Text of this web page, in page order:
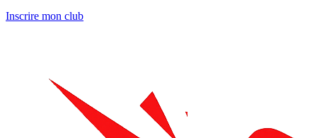
Inscrire mon club